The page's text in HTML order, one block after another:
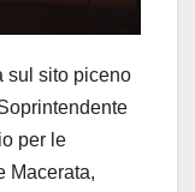
sul sito piceno
per le
Macerata,